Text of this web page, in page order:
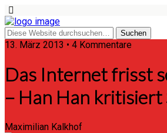
13. März 2013 • 4 Kommentare
Das Internet frisst
– Han Han kritisiert
Maximilian Kalkhof